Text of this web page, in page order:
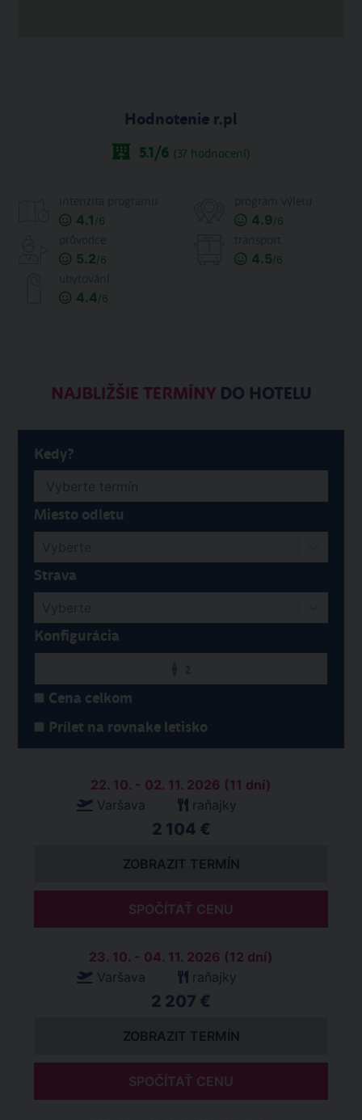
Hodnotenie r.pl
5.1/6 (37 hodnocení)
4.1 /6 4.9/6
5.2/6 4.5/6
4.4/6
NAJBLIŽŠIE TERMÍNYDO HOTELU
Kedy?
Miesto odletu
Strava
Konfigurácia
Cena celkom
Prílet na rovnake letisko
22. 10. - 02. 11. 2026 (11 dní)
Varšava
raňajky
2 104 €
ZOBRAZIT TERMÍN
SPOČÍTAŤ CENU
23. 10. - 04. 11. 2026 (12 dní)
Varšava
raňajky
2 207 €
ZOBRAZIT TERMÍN
SPOČÍTAŤ CENU